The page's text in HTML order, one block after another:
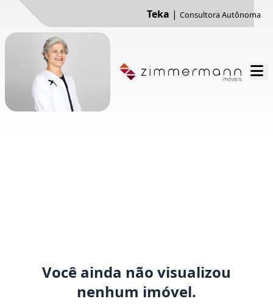
Teka | Consultora Autônoma
Você ainda não visualizou
nenhum imóvel.